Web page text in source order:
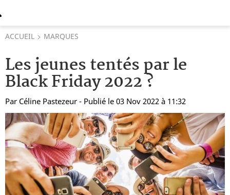
ACCUEIL MARQUES
Les jeunes tentés par le
Black Friday 2022 ?
Par Céline Pastezeur - Publié le 03 Nov 2022 à 11:32